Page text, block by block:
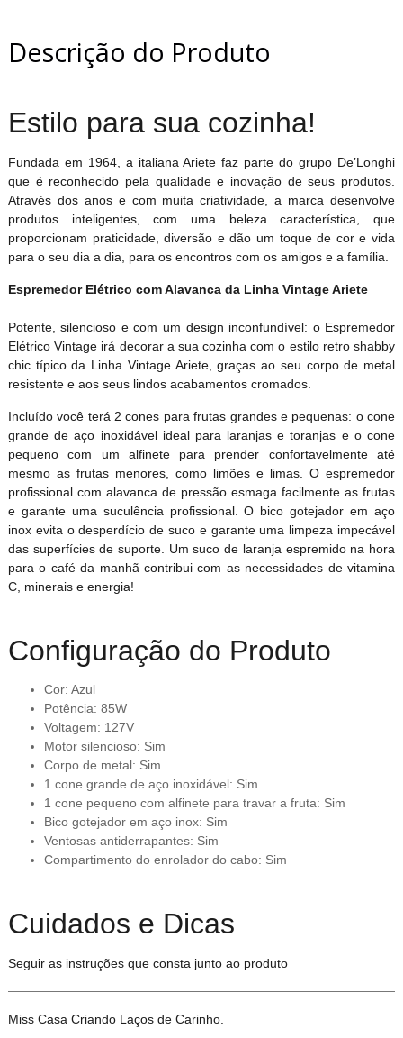
Descrição do Produto
Estilo para sua cozinha!
Fundada em 1964, a italiana Ariete faz parte do grupo De’Longhi
que é reconhecido pela qualidade e inovação de seus produtos.
Através dos anos e com muita criatividade, a marca desenvolve
produtos inteligentes, com uma beleza característica, que
proporcionam praticidade, diversão e dão um toque de cor e vida
para o seu dia a dia, para os encontros com os amigos e a família.
Espremedor Elétrico com Alavanca da Linha Vintage Ariete
Potente, silencioso e com um design inconfundível: o Espremedor
Elétrico Vintage irá decorar a sua cozinha com o estilo retro shabby
chic típico da Linha Vintage Ariete, graças ao seu corpo de metal
resistente e aos seus lindos acabamentos cromados.
Incluído você terá 2 cones para frutas grandes e pequenas: o cone
grande de aço inoxidável ideal para laranjas e toranjas e o cone
pequeno com um alfinete para prender confortavelmente até
mesmo as frutas menores, como limões e limas. O espremedor
profissional com alavanca de pressão esmaga facilmente as frutas
e garante uma suculência profissional. O bico gotejador em aço
inox evita o desperdício de suco e garante uma limpeza impecável
das superfícies de suporte. Um suco de laranja espremido na hora
para o café da manhã contribui com as necessidades de vitamina
C, minerais e energia!
Configuração do Produto
Cor: Azul
Potência: 85W
Voltagem: 127V
Motor silencioso: Sim
Corpo de metal: Sim
1 cone grande de aço inoxidável: Sim
1 cone pequeno com alfinete para travar a fruta: Sim
Bico gotejador em aço inox: Sim
Ventosas antiderrapantes: Sim
Compartimento do enrolador do cabo: Sim
Cuidados e Dicas
Seguir as instruções que consta junto ao produto
Miss Casa Criando Laços de Carinho.